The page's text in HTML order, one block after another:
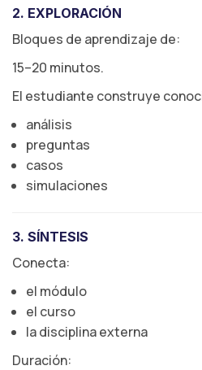
2. EXPLORACIÓN
Bloques de aprendizaje de:
15–20 minutos.
El estudiante construye
análisis
preguntas
casos
simulaciones
3. SÍNTESIS
Conecta:
el módulo
el curso
la disciplina externa
Duración: